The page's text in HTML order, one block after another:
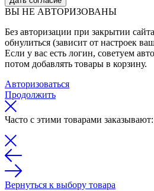
ВЫ НЕ АВТОРИЗОВАНЫ
Без авторизации при закрытии
обнулиться (зависит от настроек
Если у вас есть логин, советуем
потом добавлять товары в корзину.
Авторизоваться
Продолжить
Часто с этими товарами заказывают:
Вернуться к выбору товара